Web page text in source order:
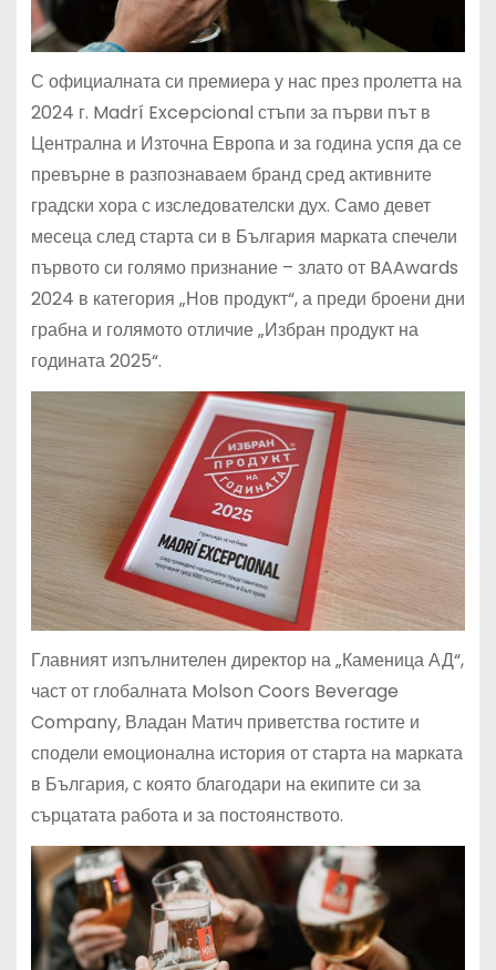
С официалната си премиера у нас през пролетта на
2024 г. Madrí Excepcional стъпи за първи път в
Централна и Източна Европа и за година успя да се
превърне в разпознаваем бранд сред активните
градски хора с изследователски дух. Само девет
месеца след старта си в България марката спечели
първото си голямо признание – злато от BAAwards
2024 в категория „Нов продукт“, а преди броени дни
грабна и голямото отличие „Избран продукт на
годината 2025“.
Главният изпълнителен директор на „Каменица АД“,
част от глобалната Molson Coors Beverage
Company, Владан Матич приветства гостите и
сподели емоционална история от старта на марката
в България, с която благодари на екипите си за
сърцатата работа и за постоянството.